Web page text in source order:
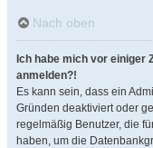
Nach oben
Ich habe mich vor
anmelden?!
Es kann sein, dass ein
Gründen deaktiviert oder
regelmäßig Benutzer, die
haben, um die